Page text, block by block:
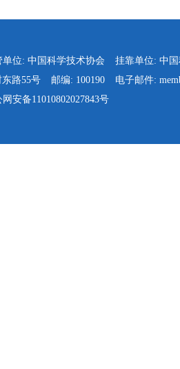
单位: 中国科学技术协会
挂靠单位: 中
路55号
邮编: 100190 电子邮件:
安备11010802027843号